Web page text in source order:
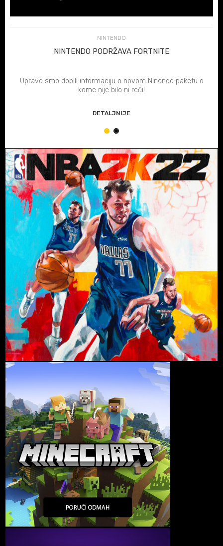
NINTENDO
NINTENDO PODRŽAVA FORTNITE
Upravo smo dobili informaciju o novom Ninendo paketu o
kome nije bilo ni reči!
DETALJNIJE
1 2